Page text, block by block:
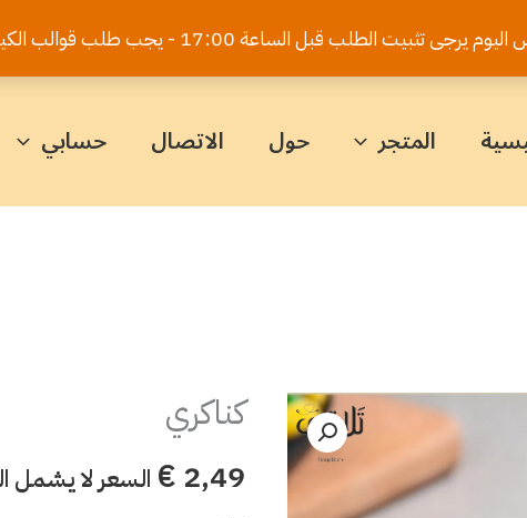
قبل الساعة 17:00 - يجب طلب قوالب الكيك قبل 5 أيام
المتجر حول الاتصال حسابي
كناكري
€ 2,49 السعر لا يشمل